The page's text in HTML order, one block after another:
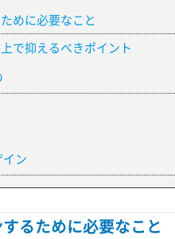
めに必要なこと
で抑えるべきポイント
ン
るために必要なこと